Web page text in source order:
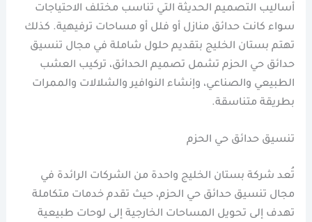
أساليب التصميم الحديثة التي تناسب مختلف الاحتياجات
سواء كانت حدائق منازل أو فلل أو مساحات ترفيهية. كذلك
تهتم بستان الخليج بتقديم حلول شاملة في مجال تنسيق
حدائق حي الحزم تشمل تصميم الحدائق، تركيب العشب
الطبيعي والصناعي، وإنشاء النوافير والشلالات والممرات
بطريقة متناسقة.
تنسيق حدائق حي الحزم
تُعد شركة بستان الخليج واحدة من الشركات الرائدة في
مجال تنسيق حدائق حي الحزم، حيث تقدم خدمات متكاملة
تهدف إلى تحويل المساحات الخارجية إلى لوحات طبيعية